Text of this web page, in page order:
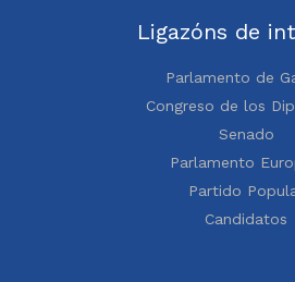
Ligazóns de
Parlamento de
Congreso de los
Senado
Parlamento
Partido
Candidatos